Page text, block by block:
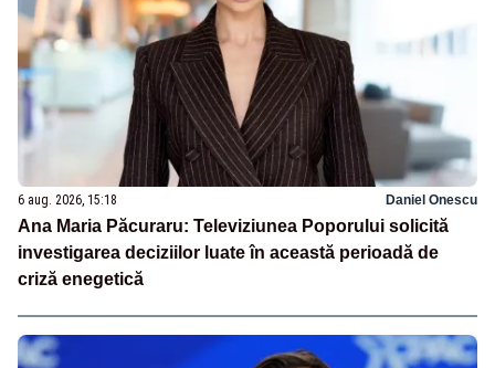
6 aug. 2026, 15:18 Daniel Onescu
Ana Maria Păcuraru: Televiziunea Poporului solicită
investigarea deciziilor luate în această perioadă de
criză enegetică